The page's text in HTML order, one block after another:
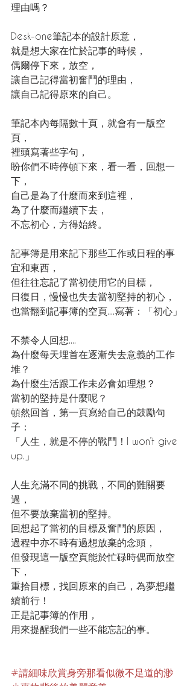
理由嗎？
Desk-one筆記本的設計原意，
就是想大家在忙於記事的時候，
偶爾停下來，放空，
讓自己記得當初奮鬥的理由，
讓自己記得原來的自己。
筆記本內每隔數十頁，就會有一版空
頁，
裡頭寫著些字句，
盼你們不時停頓下來，看一看，回想一
下，
自己是為了什麼而來到這裡，
為了什麼而繼續下去，
不忘初心，方得始終。
記事簿是用來記下那些工作或日程的事
宜和東西，
但往往忘記了當初使用它的目標，
日復日，慢慢也失去當初堅持的初心，
也當翻到記事簿的空頁....寫著：「初心」
不禁令人回想....
為什麼每天埋首在逐漸失去意義的工作
堆？
為什麼生活跟工作未必會如理想？
當初的堅持是什麼呢？
頓然回首，第一頁寫給自己的鼓勵句
子：
「人生，就是不停的戰鬥！I won’t give
up.」
人生充滿不同的挑戰，不同的難關要
過，
但不要放棄當初的堅持。
回想起了當初的目標及奮鬥的原因，
過程中亦不時有過想放棄的念頭，
但發現這一版空頁能於忙碌時偶而放空
下，
重拾目標，找回原來的自己，為夢想繼
續前行！
正是記事簿的作用，
用來提醒我們一些不能忘記的事。
#請細味欣賞身旁那看似微不足道的渺